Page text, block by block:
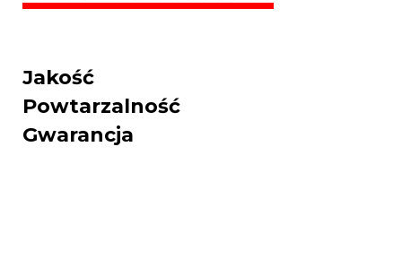
Jakość
Powtarzalność
Gwarancja